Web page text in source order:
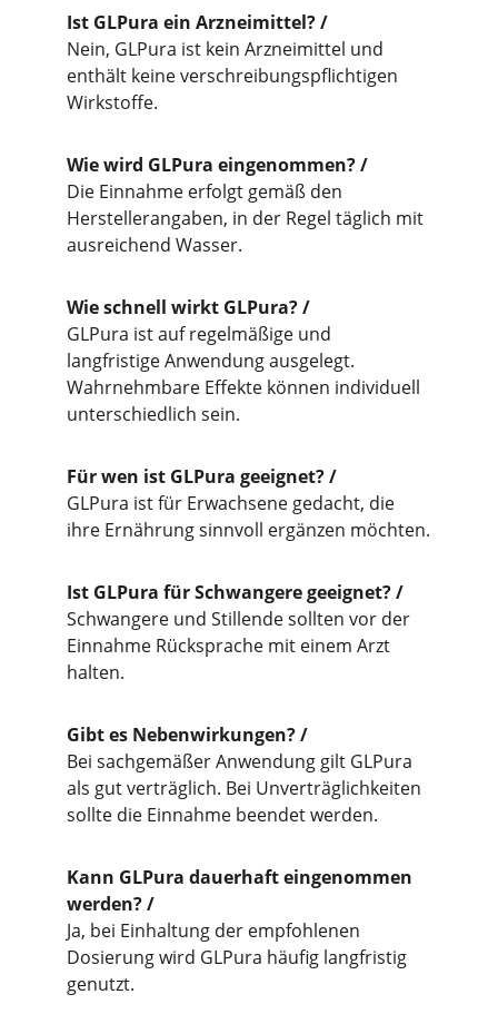
Ist GLPura ein Arzneimittel? /
Nein, GLPura ist kein Arzneimittel und
enthält keine verschreibungspflichtigen
Wirkstoffe.
Wie wird GLPura eingenommen? /
Die Einnahme erfolgt gemäß den
Herstellerangaben, in der Regel täglich mit
ausreichend Wasser.
Wie schnell wirkt GLPura? /
GLPura ist auf regelmäßige und
langfristige Anwendung ausgelegt.
Wahrnehmbare Effekte können individuell
unterschiedlich sein.
Für wen ist GLPura geeignet? /
GLPura ist für Erwachsene gedacht, die
ihre Ernährung sinnvoll ergänzen möchten.
Ist GLPura für Schwangere geeignet? /
Schwangere und Stillende sollten vor der
Einnahme Rücksprache mit einem Arzt
halten.
Gibt es Nebenwirkungen? /
Bei sachgemäßer Anwendung gilt GLPura
als gut verträglich. Bei Unverträglichkeiten
sollte die Einnahme beendet werden.
Kann GLPura dauerhaft eingenommen
werden? /
Ja, bei Einhaltung der empfohlenen
Dosierung wird GLPura häufig langfristig
genutzt.